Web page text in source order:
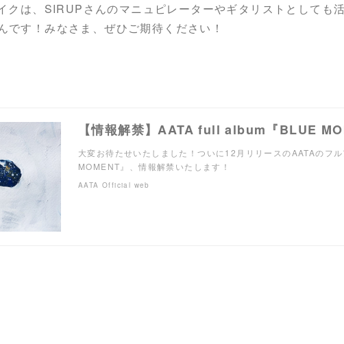
クは、SIRUPさんのマニュピレーターやギタリストとしても
です！みなさま、ぜひご期待ください！
大変お待たせいたしました！ついに12月リリースのAATAのフ
MOMENT』、情報解禁いたします！
AATA Official web